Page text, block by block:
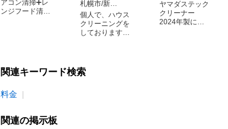
アコン清掃➕レ
ンジフード清…
札幌市/新…
個人で、ハウス
クリーニングを
しております…
ヤマダステック
クリーナー
2024年製に…
関連キーワード検索
料金
関連の掲示板